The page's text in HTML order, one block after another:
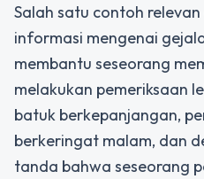
Salah satu contoh
informasi mengenai
membantu seseorang
melakukan pemeriksaan
batuk berkepanjangan,
berkeringat malam, dan
tanda bahwa seseorang